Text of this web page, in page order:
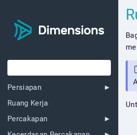
Persiapan
Ruang Kerja
Percakapan